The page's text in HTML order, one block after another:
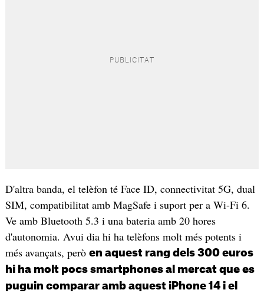
D'altra banda, el telèfon té Face ID, connectivitat 5G, dual
SIM, compatibilitat amb MagSafe i suport per a Wi-Fi 6.
Ve amb Bluetooth 5.3 i una bateria amb 20 hores
d'autonomia. Avui dia hi ha telèfons molt més potents i
més avançats, però en aquest rang dels 300 euros
hi ha molt pocs smartphones al mercat que es
puguin comparar amb aquest iPhone 14 i el